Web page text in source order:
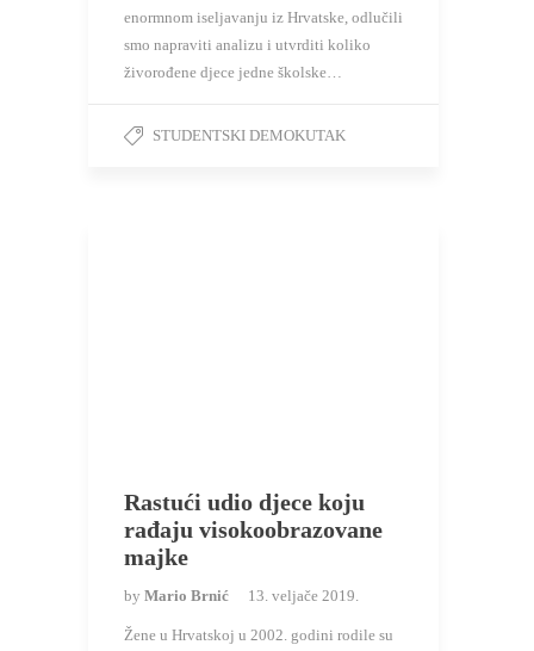
enormnom iseljavanju iz Hrvatske, odlučili
smo napraviti analizu i utvrditi koliko
živorođene djece jedne školske…
STUDENTSKI DEMOKUTAK
Rastući udio djece koju
rađaju visokoobrazovane
majke
by Mario Brnić 13. veljače 2019.
Žene u Hrvatskoj u 2002. godini rodile su